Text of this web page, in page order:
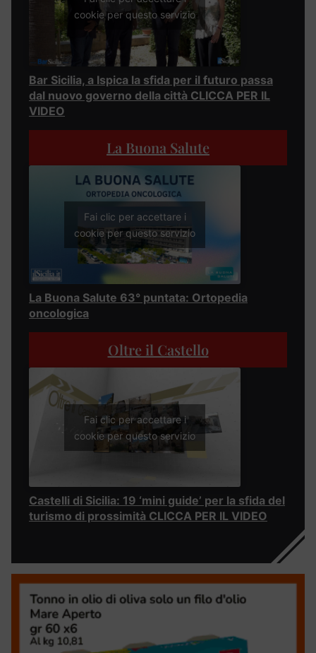
cookie per questo servizio
Bar Sicilia, a Ispica la sfida per il futuro passa
dal nuovo governo della città CLICCA PER IL
VIDEO
La Buona Salute
Fai clic per accettare i
cookie per questo servizio
La Buona Salute 63° puntata: Ortopedia
oncologica
Oltre il Castello
Fai clic per accettare i
cookie per questo servizio
Castelli di Sicilia: 19 ‘mini guide’ per la sfida del
turismo di prossimità CLICCA PER IL VIDEO